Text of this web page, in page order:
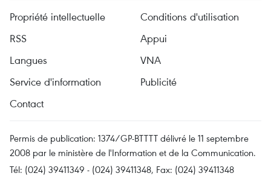
Propriété intellectuelle
Conditions d'utilisation
RSS
Appui
Langues
VNA
Service d'information
Publicité
Contact
Permis de publication: 1374/GP-BTTTT délivré le 11 septembre
2008 par le ministère de l'Information et de la Communication.
Tél: (024) 39411349 - (024) 39411348, Fax: (024) 39411348